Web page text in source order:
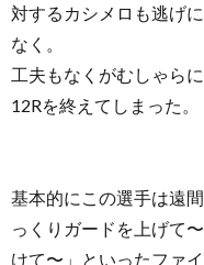
対するカシメロも逃げ
なく。
工夫もなくがむしゃら
12Rを終えてしまった。
基本的にこの選手は遠
っくりガードを上げて
けて〜」といったファ